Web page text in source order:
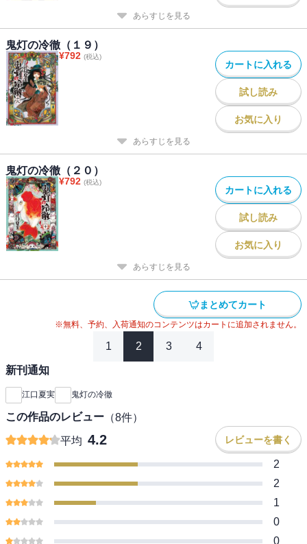
あらすじを見る
鬼灯の冷徹（１９）
¥792 (税込)
カートに入れる
試し読み
お気に入り
あらすじを見る
鬼灯の冷徹（２０）
¥792 (税込)
カートに入れる
試し読み
お気に入り
あらすじを見る
まとめてカート
※無料、予約、入荷通知のコンテンツはカートに追加されません。
1 2 3 4
新刊通知
江口夏実 鬼灯の冷徹
この作品のレビュー （8件）
平均 4.2 レビューを書く
2
2
1
0
0